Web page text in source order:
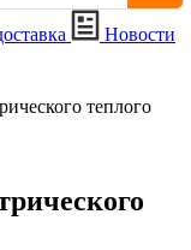
Новости
теплого